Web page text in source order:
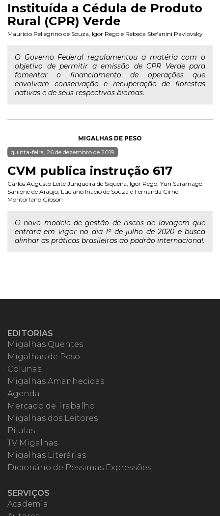
Instituída a Cédula de Produto
Rural (CPR) Verde
Maurício Pellegrino de Souza Igor Rego e Rebeca Stefanini Pavlovsky
O Governo Federal regulamentou a matéria com o
objetivo de permitir a emissão de CPR Verde para
fomentar o financiamento de operações que
envolvam conservação e recuperação de florestas
nativas e de seus respectivos biomas.
MIGALHAS DE PESO
quinta-feira, 26 de dezembro de 2019
CVM publica instrução 617
Carlos Augusto Leite Junqueira de Siqueira Igor Rego Yuri Saramago
Sahione de Araujo Luciano Inácio de Souza e Fernanda Cirne
Montorfano Gibson
O novo modelo de gestão de riscos de lavagem que
entrará em vigor no dia 1º de julho de 2020 e busca
alinhar as práticas brasileiras ao padrão internacional.
EDITORIAS
Migalhas Quentes
Migalhas de Peso
Colunas
Migalhas Amanhecidas
Agenda
Mercado de Trabalho
Migalhas dos Leitores
Pílulas
TV Migalhas
Migalhas Literárias
Dicionário de Péssimas Expressões
SERVIÇOS
Academia